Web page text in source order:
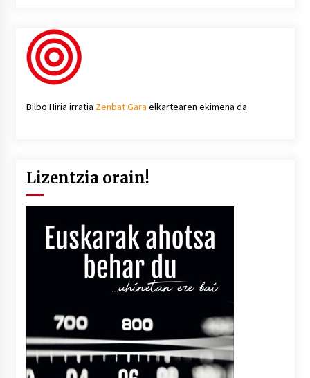
Bilbo Hiria irratia Zenbat Gara elkartearen ekimena da.
Lizentzia orain!